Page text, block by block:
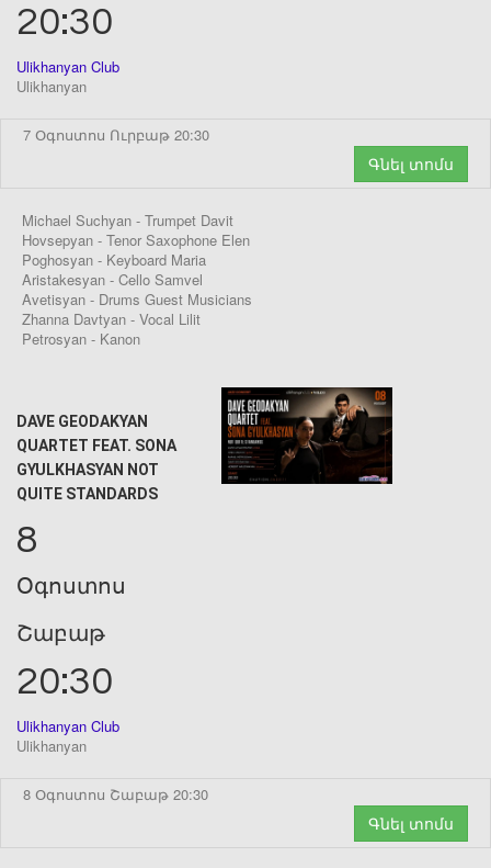
20:30
Ulikhanyan Club
Ulikhanyan
7 Օգոստոս Ուրբաթ 20:30
Գնել տոմս
Michael Suchyan - Trumpet Davit
Hovsepyan - Tenor Saxophone Elen
Poghosyan - Keyboard Maria
Aristakesyan - Cello Samvel
Avetisyan - Drums Guest Musicians
Zhanna Davtyan - Vocal Lilit
Petrosyan - Kanon
DAVE GEODAKYAN
QUARTET FEAT. SONA
GYULKHASYAN NOT
QUITE STANDARDS
8
Օգոստոս
Շաբաթ
20:30
Ulikhanyan Club
Ulikhanyan
8 Օգոստոս Շաբաթ 20:30
Գնել տոմս